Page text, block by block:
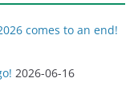
comes to an end!
2026-06-16